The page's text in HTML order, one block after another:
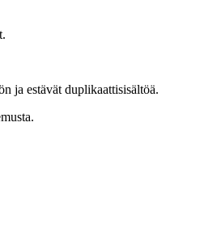
ja estävät duplikaattisisältöä.